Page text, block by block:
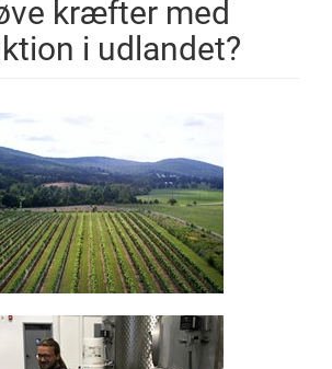
kræfter med
i udlandet?